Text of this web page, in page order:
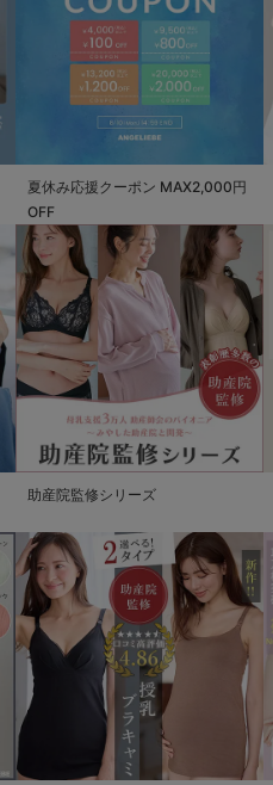
夏休み応援クーポン MAX2,000円
OFF
助産院監修シリーズ